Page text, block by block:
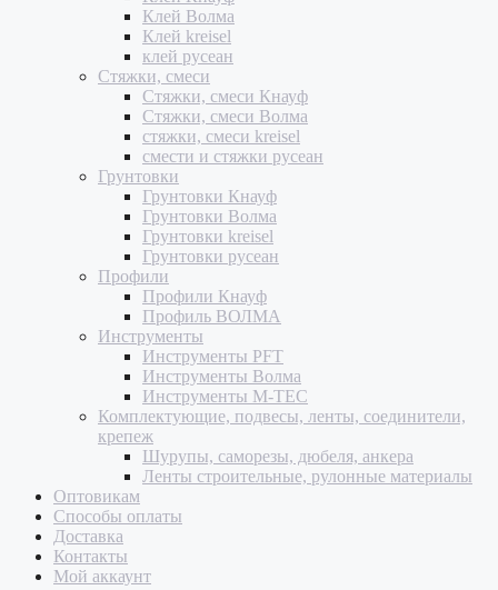
Клей Волма
Клей kreisel
клей русеан
Стяжки, смеси
Стяжки, смеси Кнауф
Стяжки, смеси Волма
стяжки, смеси kreisel
смести и стяжки русеан
Грунтовки
Грунтовки Кнауф
Грунтовки Волма
Грунтовки kreisel
Грунтовки русеан
Профили
Профили Кнауф
Профиль ВОЛМА
Инструменты
Инструменты PFT
Инструменты Волма
Инструменты M-TEC
Комплектующие, подвесы, ленты, соединители,
крепеж
Шурупы, саморезы, дюбеля, анкера
Ленты строительные, рулонные материалы
Оптовикам
Способы оплаты
Доставка
Контакты
Мой аккаунт